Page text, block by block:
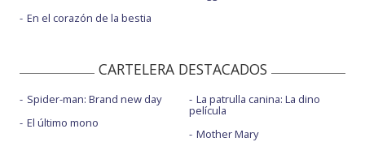
En el corazón de la bestia
CARTELERA DESTACADOS
Spider-man: Brand new day
El último mono
La patrulla canina: La dino
película
Mother Mary